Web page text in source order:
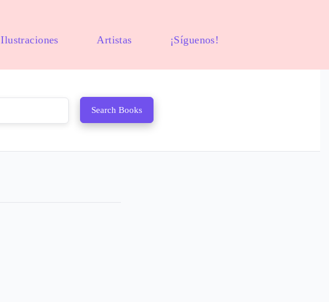
Ilustraciones Artistas ¡Síguenos!
Search Books